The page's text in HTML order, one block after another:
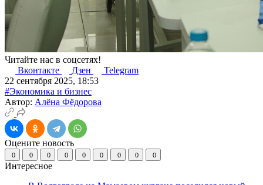
Читайте нас в соцсетях!
Вконтакте
Дзен
Telegram
22 сентября 2025, 18:53
#Экономика и бизнес
Автор: Алёна Фёдорова
Оцените новость
0 0 0 0 0 0 0 0 0
Интересное